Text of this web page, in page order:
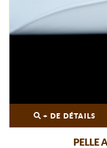
+ DE DÉTAILS
PELLE